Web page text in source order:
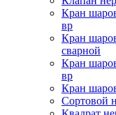
Кран
вр
Кран
сварной
Кран
вр
Кран
Сортовой